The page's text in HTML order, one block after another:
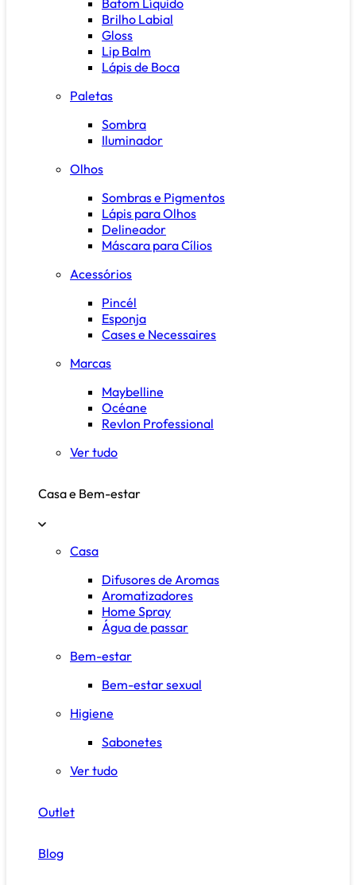
Brilho Labial
Gloss
Lip Balm
Lápis de Boca
Paletas
Sombra
Iluminador
Olhos
Sombras e Pigmentos
Lápis para Olhos
Delineador
Máscara para Cílios
Acessórios
Pincél
Esponja
Cases e Necessaires
Marcas
Maybelline
Océane
Revlon Professional
Ver tudo
Casa e Bem-estar
Casa
Difusores de Aromas
Aromatizadores
Home Spray
Água de passar
Bem-estar
Bem-estar sexual
Higiene
Sabonetes
Ver tudo
Outlet
Blog